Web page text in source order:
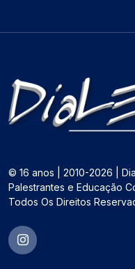
© 16 anos | 2010-2026 |
Palestrantes e Educação
Todos Os Direitos